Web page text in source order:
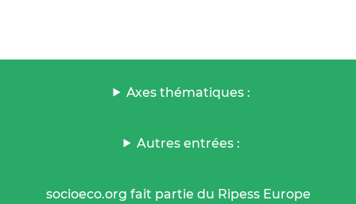
Axes thématiques :
Autres entrées :
socioeco.org fait partie du Ripess Europe